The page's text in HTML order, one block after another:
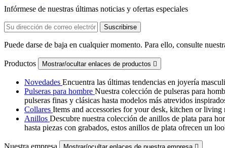
Infórmese de nuestras últimas noticias y ofertas especiales
Puede darse de baja en cualquier momento. Para ello, consulte
Productos Mostrar/ocultar enlaces de productos 
Novedades Encuentra las últimas tendencias en joyería
Pulseras para hombre Nuestra colección de pulseras para
pulseras finas y clásicas hasta modelos más atrevidos
Collares Items and accessories for your desk, kitchen or
Anillos Descubre nuestra colección de anillos de plata para
hasta piezas con grabados, estos anillos de plata ofrecen un